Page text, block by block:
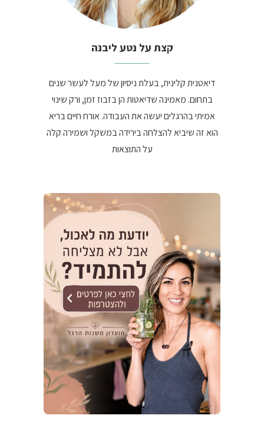
קצת על נטע ליבנה
דיאטנית קלינית, בעלת ניסיון של מעל לעשר שנים
בתחום. מאמינה שדיאטות הן בזבוז זמן, ורק שינוי
אמיתי בהרגלים יעשה את העבודה. אורח חיים בריא
הוא זה שיביא להצלחה בירידה במשקל ושמירה קלה
על התוצאות